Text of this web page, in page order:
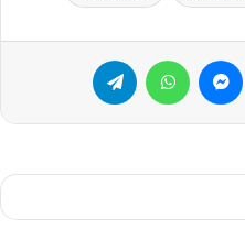
سكايب ماسنجر واتساب